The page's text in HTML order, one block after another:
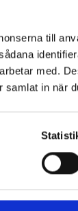
till
med.
in när
med